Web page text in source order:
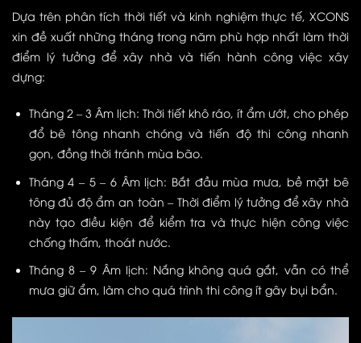
Dựa trên phân tích thời tiết và kinh nghiệm thực tế, XCONS
xin đề xuất những tháng trong năm phù hợp nhất làm thời
điểm lý tưởng để xây nhà và tiến hành công việc xây
dựng:
Tháng 2 – 3 Âm lịch: Thời tiết khô ráo, ít ẩm ướt, cho phép
đổ bê tông nhanh chóng và tiến độ thi công nhanh
gọn, đồng thời tránh mùa bão.
Tháng 4 – 5 – 6 Âm lịch: Bắt đầu mùa mưa, bề mặt bê
tông đủ độ ẩm an toàn – Thời điểm lý tưởng để xây nhà
này tạo điều kiện để kiểm tra và thực hiện công việc
chống thấm, thoát nước.
Tháng 8 – 9 Âm lịch: Nắng không quá gắt, vẫn có thể
mưa giữ ẩm, làm cho quá trình thi công ít gây bụi bẩn.